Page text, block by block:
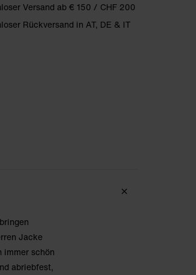
Versand ab € 150 / CHF 200
Rückversand in AT, DE & IT
Jacke
schön
abriebfest,